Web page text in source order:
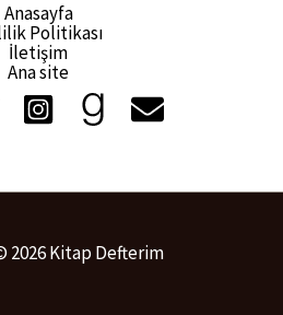
Anasayfa
Politikası
İletişim
Ana site
2026 Kitap Defterim